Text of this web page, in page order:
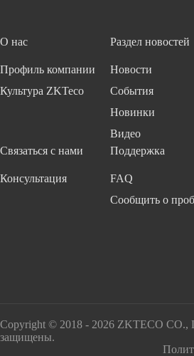
О нас
Профиль компании
Культура ZKTeco
Раздел новостей
Новости
События
Новинки
Видео
Связаться с нами
Консультация
Поддержка
FAQ
Сообщить о
Copyright © 2018 - 2026 ZKTECO CO.,
защищены.